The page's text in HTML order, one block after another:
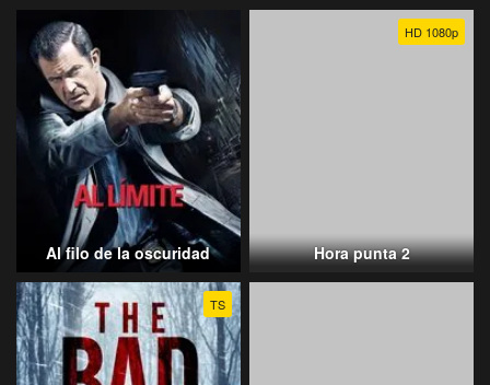
Al filo de la oscuridad
HD 1080p
Hora punta 2
TS